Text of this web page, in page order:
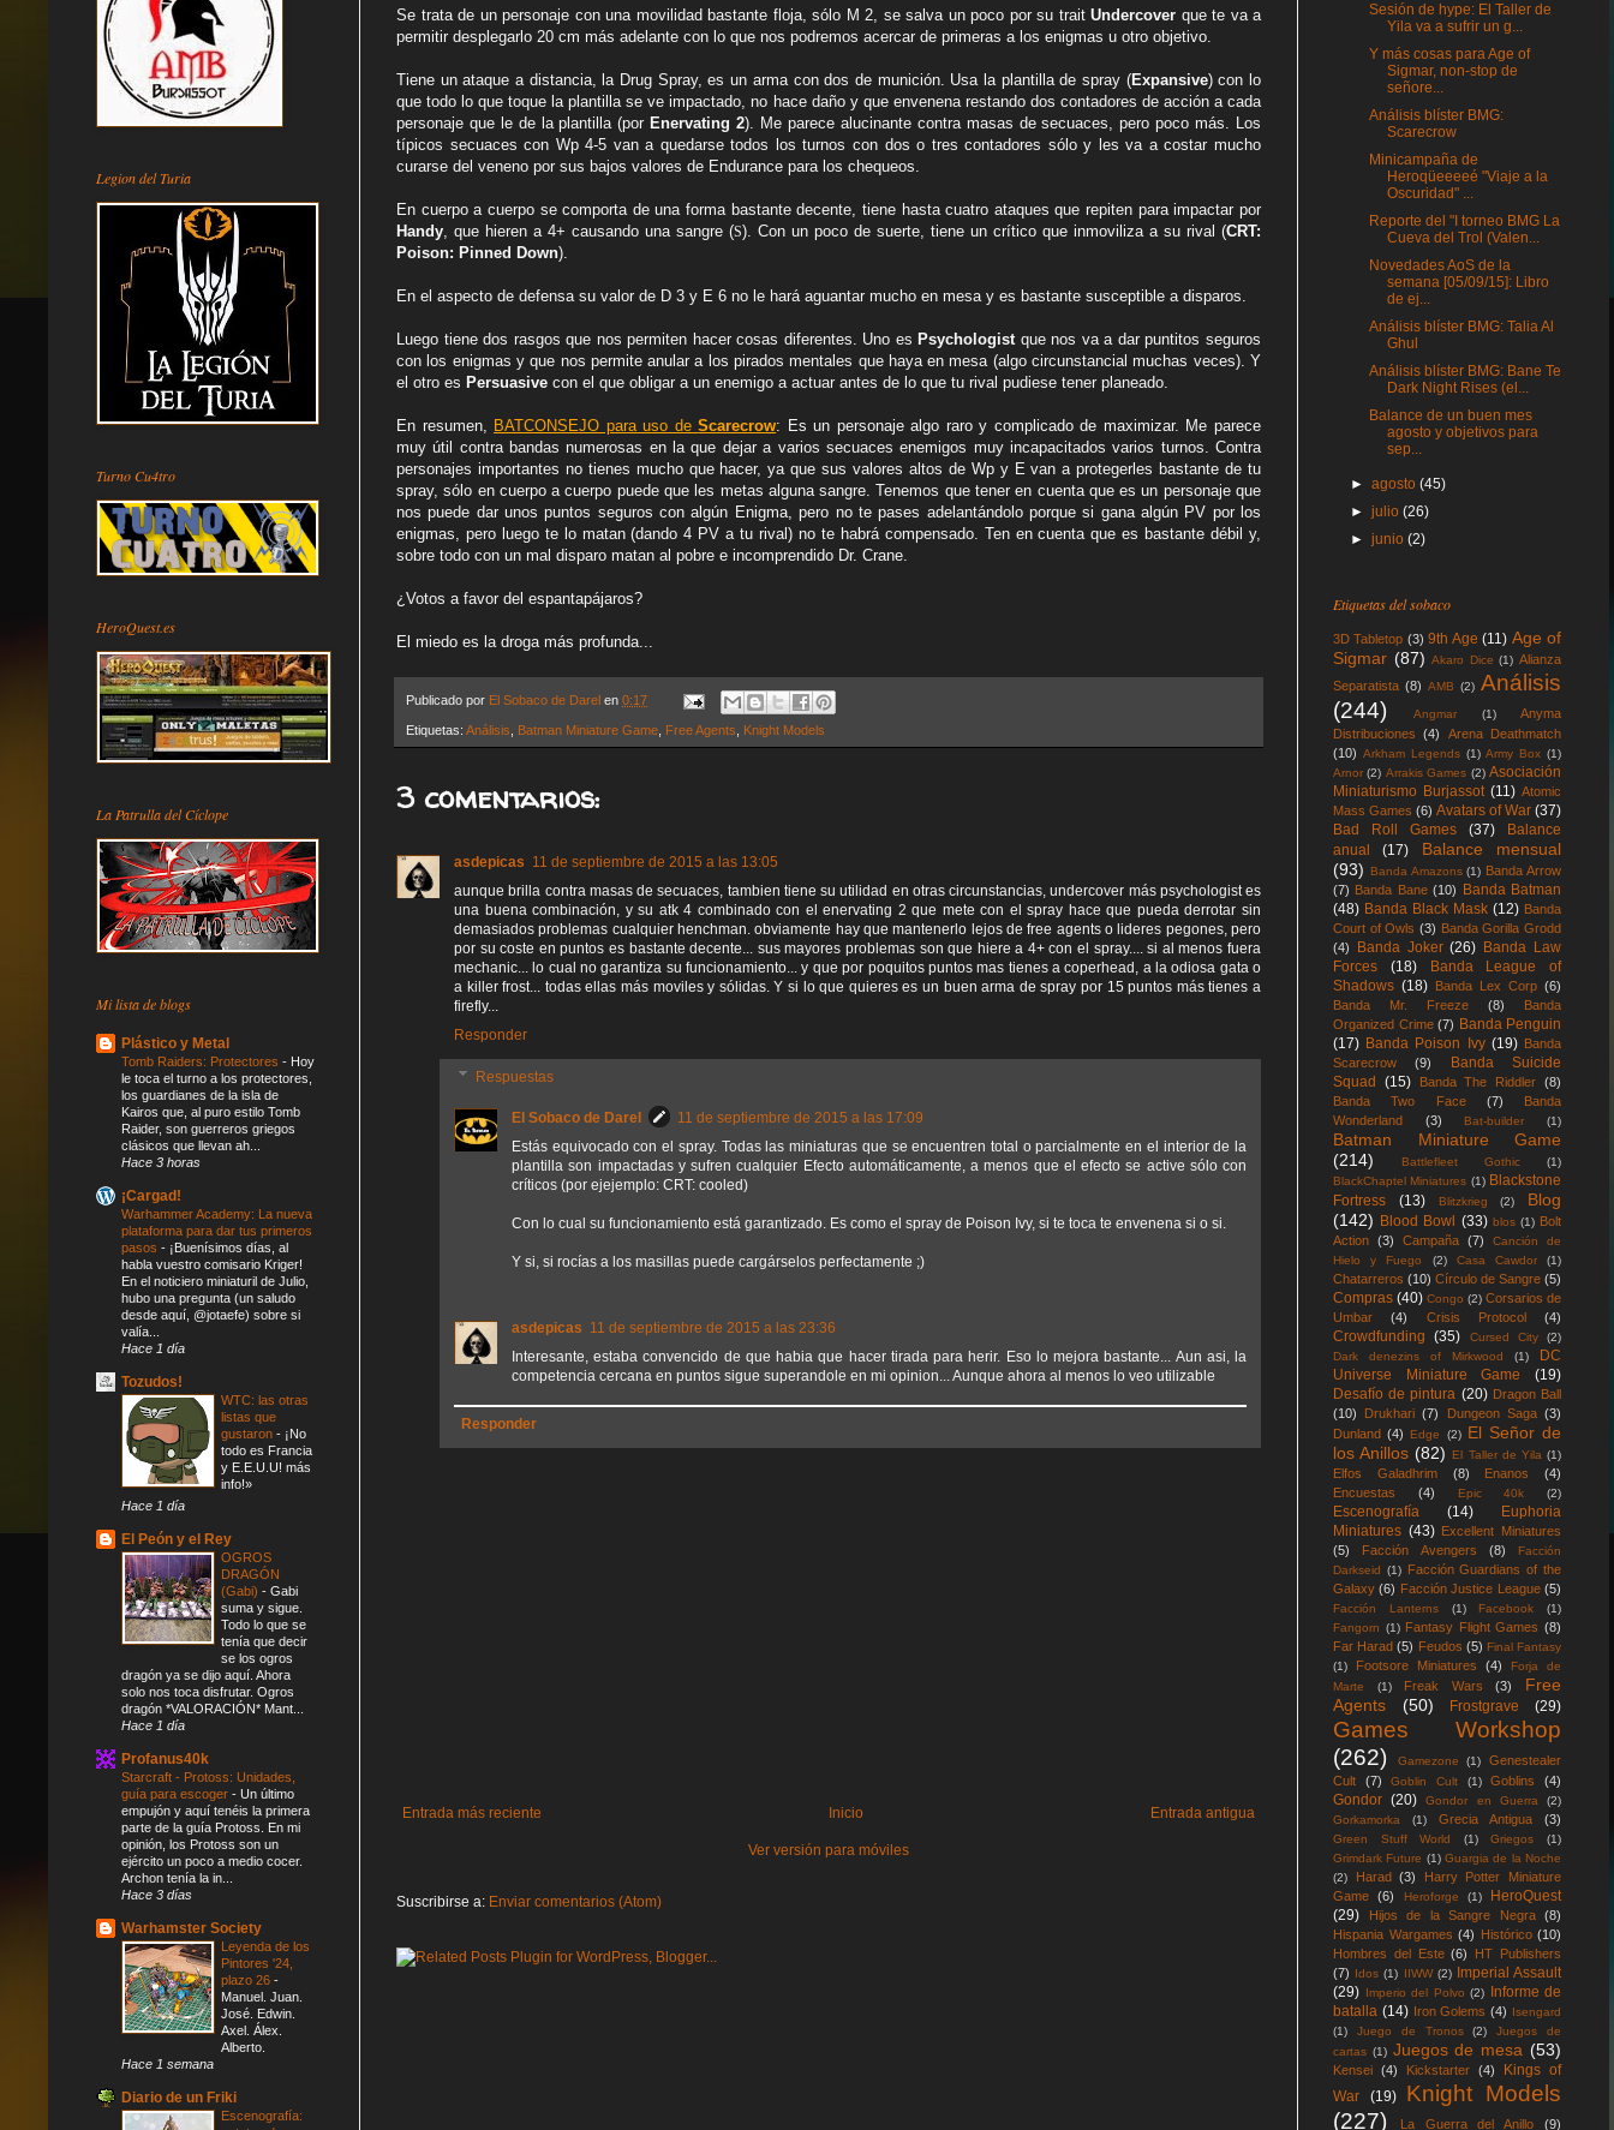
Se trata de un personaje con una movilidad bastante floja, sólo M 2, se salva un poco por su trait Undercover que te va a
permitir desplegarlo 20 cm más adelante con lo que nos podremos acercar de primeras a los enigmas u otro objetivo.
Tiene un ataque a distancia, la Drug Spray, es un arma con dos de munición. Usa la plantilla de spray (Expansive) con lo
que todo lo que toque la plantilla se ve impactado, no hace daño y que envenena restando dos contadores de acción a cada
personaje que le de la plantilla (por Enervating 2). Me parece alucinante contra masas de secuaces, pero poco más. Los
típicos secuaces con Wp 4-5 van a quedarse todos los turnos con dos o tres contadores sólo y les va a costar mucho
curarse del veneno por sus bajos valores de Endurance para los chequeos.
En cuerpo a cuerpo se comporta de una forma bastante decente, tiene hasta cuatro ataques que repiten para impactar por
Handy, que hieren a 4+ causando una sangre (S). Con un poco de suerte, tiene un crítico que inmoviliza a su rival (CRT:
Poison: Pinned Down).
En el aspecto de defensa su valor de D 3 y E 6 no le hará aguantar mucho en mesa y es bastante susceptible a disparos.
Luego tiene dos rasgos que nos permiten hacer cosas diferentes. Uno es Psychologistque nos va a dar puntitos seguros
con los enigmas y que nos permite anular a los pirados mentales que haya en mesa (algo circunstancial muchas veces). Y
el otro es Persuasive con el que obligar a un enemigo a actuar antes de lo que tu rival pudiese tener planeado.
En resumen, BATCONSEJO para uso deScarecrow: Es un personaje algo raro y complicado de maximizar. Me parece
muy útil contra bandas numerosas en la que dejar a varios secuaces enemigos muy incapacitados varios turnos. Contra
personajes importantes no tienes mucho que hacer, ya que sus valores altos de Wp y E van a protegerles bastante de tu
spray, sólo en cuerpo a cuerpo puede que les metas alguna sangre. Tenemos que tener en cuenta que es un personaje que
nos puede dar unos puntos seguros con algún Enigma, pero no te pases adelantándolo porque si gana algún PV por los
enigmas, pero luego te lo matan (dando 4 PV a tu rival) no te habrá compensado. Ten en cuenta que es bastante débil y,
sobre todo con un mal disparo matan al pobre e incomprendido Dr. Crane.
¿Votos a favor del espantapájaros?
El miedo es la droga más profunda...
Publicado por El Sobaco de Darel en 0:17
Etiquetas: Análisis Batman Miniature Game Free Agents Knight Models
3 comentarios:
asdepicas 11 de septiembre de 2015 a las 13:05
aunque brilla contra masas de secuaces, tambien tiene su utilidad en otras circunstancias, undercover más psychologist es
una buena combinación, y su atk 4 combinado con el enervating 2 que mete con el spray hace que pueda derrotar sin
demasiados problemas cualquier henchman. obviamente hay que mantenerlo lejos de free agents o lideres pegones, pero
por su coste en puntos es bastante decente... sus mayores problemas son que hiere a 4+ con el spray.... si al menos fuera
mechanic... lo cual no garantiza su funcionamiento... y que por poquitos puntos mas tienes a coperhead, a la odiosa gata o
a killer frost... todas ellas más moviles y sólidas. Y si lo que quieres es un buen arma de spray por 15 puntos más tienes a
firefly...
Responder
Respuestas
El Sobaco de Darel
11 de septiembre de 2015 a las 17:09
Estás equivocado con el spray. Todas las miniaturas que se encuentren total o parcialmente en el interior de la
plantilla son impactadas y sufren cualquier Efecto automáticamente, a menos que el efecto se active sólo con
críticos (por ejejemplo: CRT: cooled)
Con lo cual su funcionamiento está garantizado. Es como el spray de Poison Ivy, si te toca te envenena si o si.
Y si, si rocías a los masillas puede cargárselos perfectamente ;)
asdepicas 11 de septiembre de 2015 a las 23:36
Interesante, estaba convencido de que habia que hacer tirada para herir. Eso lo mejora bastante... Aun asi, la
competencia cercana en puntos sigue superandole en mi opinion... Aunque ahora al menos lo veo utilizable
Responder
Entrada más reciente Entrada antigua
Inicio
Ver versión para móviles
Suscribirse a: Enviar comentarios (Atom)
Legion del Turia
Turno Cu4tro
HeroQuest.es
La Patrulla del Cíclope
Mi lista de blogs
Plástico y Metal
Tomb Raiders: Protectores - Hoy
le toca el turno a los protectores,
los guardianes de la isla de
Kairos que, al puro estilo Tomb
Raider, son guerreros griegos
clásicos que llevan ah...
Hace 3 horas
¡Cargad!
Warhammer Academy: La nueva
plataforma para dar tus primeros
pasos - ¡Buenísimos días, al
habla vuestro comisario Kriger!
En el noticiero miniaturil de Julio,
hubo una pregunta (un saludo
desde aquí, @jotaefe) sobre si
valía...
Hace 1 día
Tozudos!
WTC: las otras
listas que
gustaron - ¡No
todo es Francia
y E.E.U.U! más
info!»
Hace 1 día
El Peón y el Rey
OGROS
DRAGÓN
(Gabi) - Gabi
suma y sigue.
Todo lo que se
tenía que decir
se los ogros
dragón ya se dijo aquí. Ahora
solo nos toca disfrutar. Ogros
dragón *VALORACIÓN* Mant...
Hace 1 día
Profanus40k
Starcraft - Protoss: Unidades,
guía para escoger - Un último
empujón y aquí tenéis la primera
parte de la guía Protoss. En mi
opinión, los Protoss son un
ejército un poco a medio cocer.
Archon tenía la in...
Hace 3 días
Warhamster Society
Leyenda de los
Pintores '24,
plazo 26 -
Manuel. Juan.
José. Edwin.
Axel. Álex.
Alberto.
Hace 1 semana
Diario de un Friki
Escenografía:
Sesión de hype: El Taller de
Yila va a sufrir un g...
Y más cosas para Age of
Sigmar, non-stop de
señore...
Análisis blíster BMG:
Scarecrow
Minicampaña de
Heroqüeeeeé "Viaje a la
Oscuridad" ...
Reporte del "I torneo BMG La
Cueva del Trol (Valen...
Novedades AoS de la
semana [05/09/15]: Libro
de ej...
Análisis blíster BMG: Talia Al
Ghul
Análisis blíster BMG: Bane Te
Dark Night Rises (el...
Balance de un buen mes
agosto y objetivos para
sep...
►agosto(45)
►julio(26)
►junio(2)
Etiquetas del sobaco
3D Tabletop (3) 9th Age (11) Age of
Sigmar (87) Akaro Dice (1) Alianza
Separatista (8) AMB (2) Análisis
(244)
Angmar (1)
Anyma
Distribuciones
(4)
Arena Deathmatch
(10) Arkham Legends (1) Army Box (1)
Arnor (2) Arrakis Games (2) Asociación
Miniaturismo Burjassot (11) Atomic
Mass Games (6) Avatars of War (37)
Bad Roll Games
(37)
Balance
anual
(17)
Balance mensual
(93)
Banda Amazons (1) Banda Arrow
(7) Banda Bane (10)
Banda Batman
(48) Banda Black Mask (12) Banda
Court of Owls (3) Banda Gorilla Grodd
(4)
Banda Joker (26) Banda Law
Forces
(18)
Banda League of
Shadows (18) Banda Lex Corp (6)
Banda Mr. Freeze
(8)
Banda
Organized Crime (7) Banda Penguin
(17) Banda Poison Ivy (19) Banda
Scarecrow
(9)
Banda Suicide
Squad
(15) Banda The Riddler (8)
Banda Two Face
(7)
Banda
Wonderland
(3) Bat-builder (1)
Batman Miniature Game
(214)
Battlefleet Gothic
(1)
BlackChaptel Miniatures (1) Blackstone
Fortress
(13) Blitzkrieg (2)
Blog
(142) Blood Bowl (33) blos (1) Bolt
Action (3) Campaña (7)
Canción de
Hielo y Fuego
(2) Casa Cawdor (1)
Chatarreros (10) Círculo de Sangre (5)
Compras (40) Congo (2) Corsarios de
Umbar
(4) Crisis Protocol (4)
Crowdfunding (35) Cursed City
(2)
Dark denezins of Mirkwood
(1)
DC
Universe Miniature Game
(19)
Desafío de pintura (20) Dragon Ball
(10)
Drukhari (7) Dungeon Saga (3)
Dunland (4) Edge (2) El Señor de
los Anillos (82) El Taller de Yila (1)
Elfos Galadhrim (8) Enanos
(4)
Encuestas
(4) Epic 40k (2)
Escenografía (14)
Euphoria
Miniatures (43) Excellent Miniatures
(5)
Facción Avengers (8)
Facción
Darkseid (1) Facción Guardians of the
Galaxy (6) Facción Justice League (5)
Facción Lanterns (1) Facebook
(1)
Fangorn (1) Fantasy Flight Games (8)
Far Harad (5) Feudos (5) Final Fantasy
(1)
Footsore Miniatures (4)
Forja de
Marte
(1) Freak Wars (3)
Free
Agents
(50) Frostgrave (29)
Games Workshop
(262)
Gamezone (1)
Genestealer
Cult
(7) Goblin Cult (1) Goblins (4)
Gondor (20) Gondor en Guerra
(2)
Gorkamorka
(1) Grecia Antigua (3)
Green Stuff World (1) Griegos
(1)
Grimdark Future (1) Guargia de la Noche
(2)
Harad (3)
Harry Potter Miniature
Game
(6) Heroforge (1)
HeroQuest
(29)
Hijos de la Sangre Negra
(8)
Hispania Wargames (4) Histórico (10)
Hombres del Este (6)
HT Publishers
(7) Idos (1) IIWW (2)
Imperial Assault
(29) Imperio del Polvo (2)
Informe de
batalla (14) Iron Golems (4) Isengard
(1)
Juego de Tronos (2)
Juegos de
cartas (1) Juegos de mesa (53)
Kensei (4) Kickstarter (4)
Kings of
War
(19)
Knight Models
(227)
La Guerra del Anillo (9)